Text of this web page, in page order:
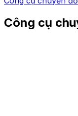
Công cụ